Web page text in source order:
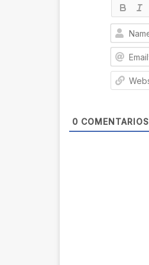
0 COMENTARIOS